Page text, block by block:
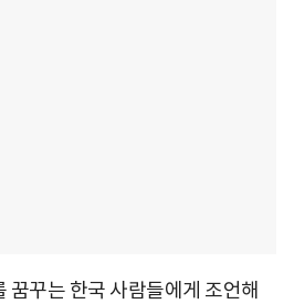
꿈꾸는 한국 사람들에게 조언해